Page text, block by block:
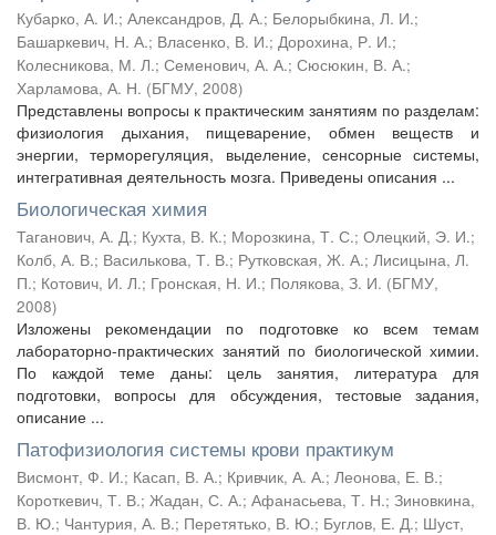
Кубарко, А. И.; Александров, Д. А.; Белорыбкина, Л. И.;
Башаркевич, Н. А.; Власенко, В. И.; Дорохина, Р. И.;
Колесникова, М. Л.; Семенович, А. А.; Сюсюкин, В. А.;
Харламова, А. Н. (БГМУ, 2008)
Представлены вопросы к практическим занятиям по разделам:
физиология дыхания, пищеварение, обмен веществ и
энергии, терморегуляция, выделение, сенсорные системы,
интегративная деятельность мозга. Приведены описания ...
Биологическая химия
Таганович, А. Д.; Кухта, В. К.; Морозкина, Т. С.; Олецкий, Э. И.;
Колб, А. В.; Василькова, Т. В.; Рутковская, Ж. А.; Лисицына, Л.
П.; Котович, И. Л.; Гронская, Н. И.; Полякова, З. И. (БГМУ,
2008)
Изложены рекомендации по подготовке ко всем темам
лабораторно-практических занятий по биологической химии.
По каждой теме даны: цель занятия, литература для
подготовки, вопросы для обсуждения, тестовые задания,
описание ...
Патофизиология системы крови практикум
Висмонт, Ф. И.; Касап, В. А.; Кривчик, А. А.; Леонова, Е. В.;
Короткевич, Т. В.; Жадан, С. А.; Афанасьева, Т. Н.; Зиновкина,
В. Ю.; Чантурия, А. В.; Перетятько, В. Ю.; Буглов, Е. Д.; Шуст,